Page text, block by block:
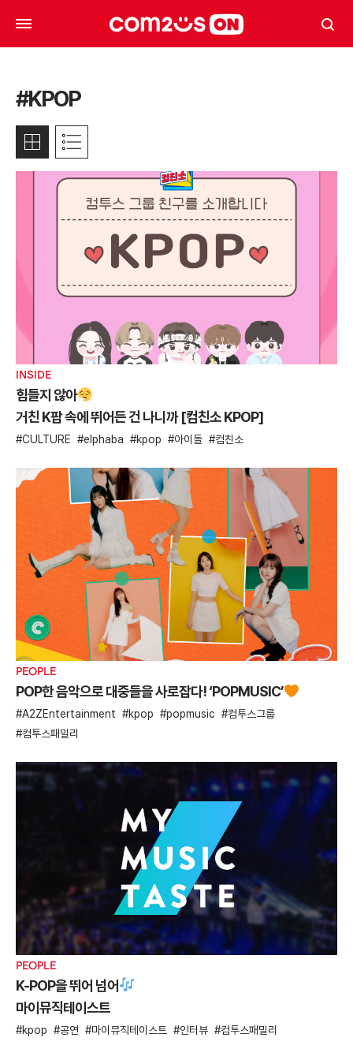
#KPOP
INSIDE
힘들지 않아
거친 K팝 속에 뛰어든 건 나니까 [컴친소 KPOP]
CULTURE elphaba kpop 아이돌 컴친소
PEOPLE
POP한 음악으로 대중들을 사로잡다! ‘POPMUSIC’
A2ZEntertainment kpop popmusic
컴투스그룹
컴투스패밀리
PEOPLE
K-POP을 뛰어 넘어
마이뮤직테이스트
kpop 공연 마이뮤직테이스트 인터뷰 컴투스패밀리